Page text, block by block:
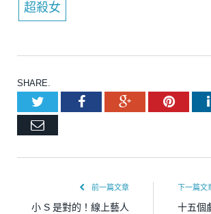
超殺女
SHARE.
TwitterFacebookGoogle+
Email
前一篇文章
小 S 是對的！線上藝人
下一篇文
十五個